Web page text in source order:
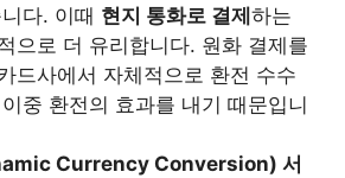
다. 이때 현지 통화로 결제 하는
으로 더 유리합니다. 원화 결제를
드사에서 자체적으로 환전 수수
중 환전의 효과를 내기 때문입니
Currency Conversion) 서